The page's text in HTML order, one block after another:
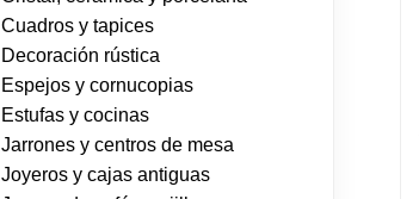
Cuadros y tapices
Decoración rústica
Espejos y cornucopias
Estufas y cocinas
Jarrones y centros de mesa
Joyeros y cajas antiguas